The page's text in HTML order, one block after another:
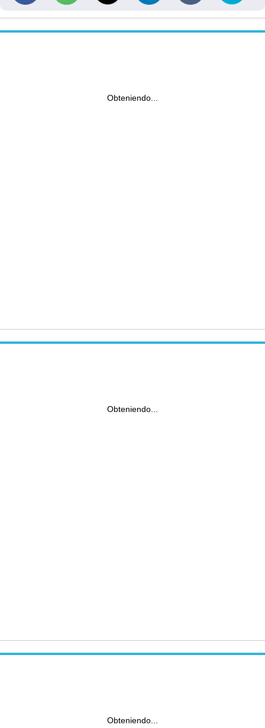
Obteniendo...
Obteniendo...
Obteniendo...